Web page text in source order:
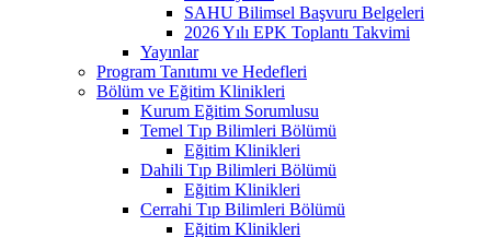
SAHU Bilimsel Başvuru Belgeleri
2026 Yılı EPK Toplantı Takvimi
Yayınlar
Program Tanıtımı ve Hedefleri
Bölüm ve Eğitim Klinikleri
Kurum Eğitim Sorumlusu
Temel Tıp Bilimleri Bölümü
Eğitim Klinikleri
Dahili Tıp Bilimleri Bölümü
Eğitim Klinikleri
Cerrahi Tıp Bilimleri Bölümü
Eğitim Klinikleri